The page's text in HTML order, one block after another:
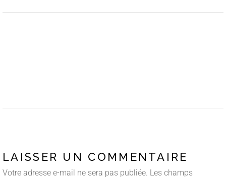
LAISSER UN COMMENTAIRE
Votre adresse e-mail ne sera pas publiée. Les champs